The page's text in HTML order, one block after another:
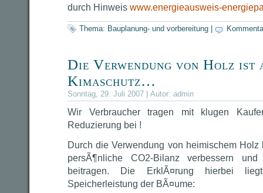
durch Hinweis www.energieausweis-
Thema: Bauplanung- und vorbereitung
Die Verwendung von Holz ist
Kimaschutz…
Sonntag, 29. Juli 2007 | Autor: admin
Wir Verbraucher tragen mit klugen
Reduzierung bei !
Durch die Verwendung von heimischem
persÃ¶nliche CO2-Bilanz verbessern
beitragen. Die ErklÃ¤rung hierbei
Speicherleistung der BÃ¤ume: